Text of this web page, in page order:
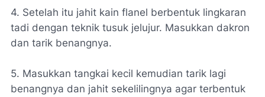
4. Setelah itu jahit kain flanel berbentuk lingkaran
tadi dengan teknik tusuk jelujur. Masukkan dakron
dan tarik benangnya.
5. Masukkan tangkai kecil kemudian tarik lagi
benangnya dan jahit sekelilingnya agar terbentuk